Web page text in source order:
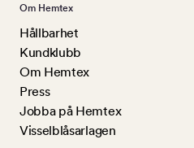
Om Hemtex
Hållbarhet
Kundklubb
Om Hemtex
Press
Jobba på Hemtex
Visselblåsarlagen